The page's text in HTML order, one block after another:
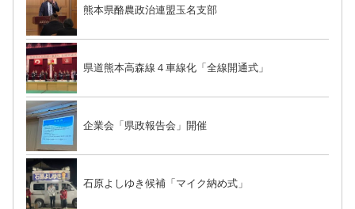
熊本県酪農政治連盟玉名支部
県道熊本高森線４車線化「全線開通式」
企業会「県政報告会」開催
石原よしゆき候補「マイク納め式」